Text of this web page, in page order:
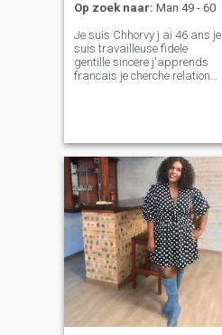
Op zoek naar: Man 49 - 60
Je suis Chhorvy j ai 46 ans je
suis travailleuse fidele
gentille sincere j'apprends
francais je cherche relation